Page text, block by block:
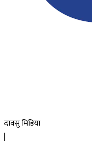
दाक्सु मिडिया
|